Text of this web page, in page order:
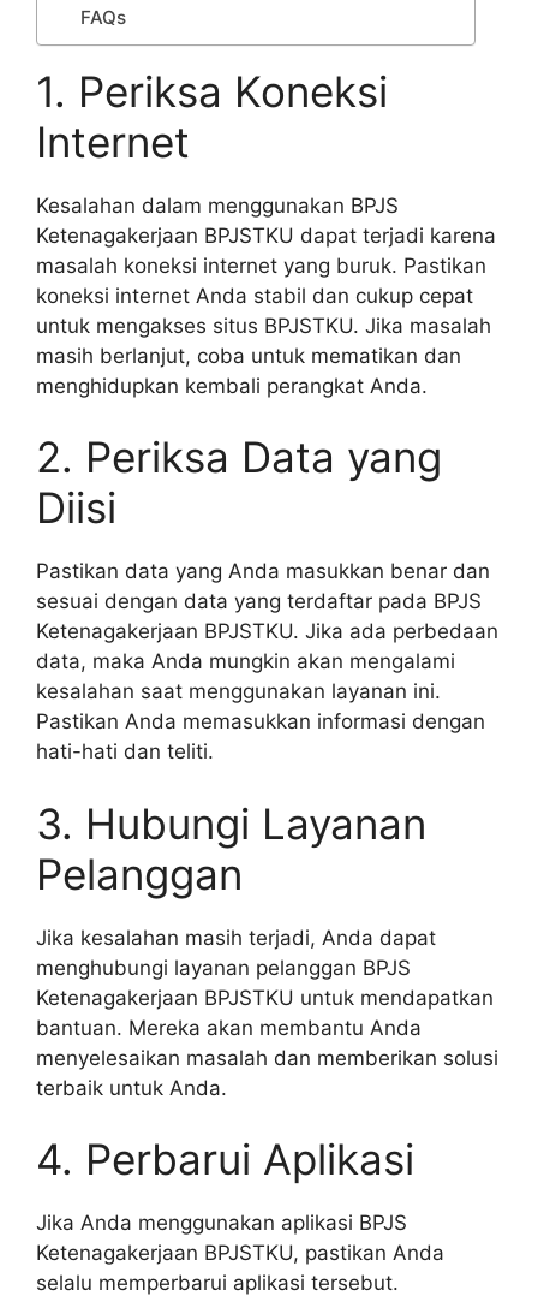
FAQs
1. Periksa Koneksi
Internet
Kesalahan dalam menggunakan BPJS
Ketenagakerjaan BPJSTKU dapat terjadi karena
masalah koneksi internet yang buruk. Pastikan
koneksi internet Anda stabil dan cukup cepat
untuk mengakses situs BPJSTKU. Jika masalah
masih berlanjut, coba untuk mematikan dan
menghidupkan kembali perangkat Anda.
2. Periksa Data yang
Diisi
Pastikan data yang Anda masukkan benar dan
sesuai dengan data yang terdaftar pada BPJS
Ketenagakerjaan BPJSTKU. Jika ada perbedaan
data, maka Anda mungkin akan mengalami
kesalahan saat menggunakan layanan ini.
Pastikan Anda memasukkan informasi dengan
hati-hati dan teliti.
3. Hubungi Layanan
Pelanggan
Jika kesalahan masih terjadi, Anda dapat
menghubungi layanan pelanggan BPJS
Ketenagakerjaan BPJSTKU untuk mendapatkan
bantuan. Mereka akan membantu Anda
menyelesaikan masalah dan memberikan solusi
terbaik untuk Anda.
4. Perbarui Aplikasi
Jika Anda menggunakan aplikasi BPJS
Ketenagakerjaan BPJSTKU, pastikan Anda
selalu memperbarui aplikasi tersebut.